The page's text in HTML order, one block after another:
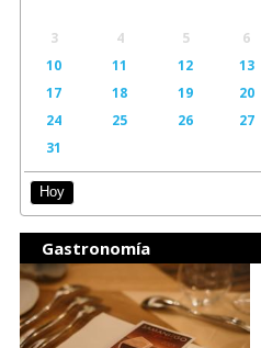
3
4 5 6
10
11 12 13
17
18 19 20
24
25 26 27
31
Hoy
Gastronomía